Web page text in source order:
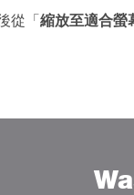
從「縮放至適合螢